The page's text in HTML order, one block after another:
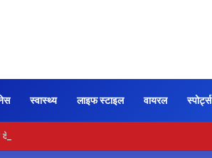
स्वास्थ्य लाइफ स्टाइल वायरल स्पोर्ट्स
के लिए आजमाएं अंडे का मास्क